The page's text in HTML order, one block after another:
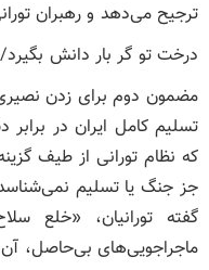
ترجیح می‌دهد و رهبران
درخت تو گر بار دانش
مضمون دوم برای زدن
تسلیم کامل ایران در
که نظام تورانی از طیف
جز جنگ یا تسلیم
گفته تورانیان، «خلع
ماجراجویی‌های بی‌حاصل،